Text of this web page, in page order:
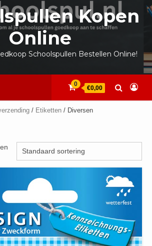
Kopen
Online
Schoolspullen Bestellen Online!
0
€0,00
/ Etiketten / Diversen